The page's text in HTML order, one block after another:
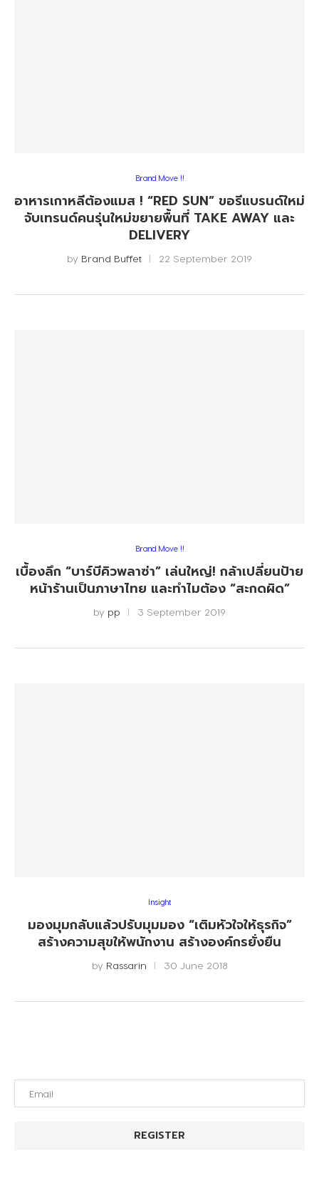
Brand Move !!
อาหารเกาหลีต้องแมส ! “RED SUN” ขอรีแบรนด์ใหม่
จับเทรนด์คนรุ่นใหม่ขยายพื้นที่ TAKE AWAY และ
DELIVERY
by Brand Buffet 22 September 2019
Brand Move !!
เบื้องลึก ​“บาร์บีคิวพลาซ่า” เล่นใหญ่! กล้าเปลี่ยนป้าย
หน้าร้านเป็นภาษาไทย และทำไมต้อง “สะกดผิด”
by pp 3 September 2019
Insight
มองมุมกลับแล้วปรับมุมมอง “เติมหัวใจให้ธุรกิจ”
สร้างความสุขให้พนักงาน สร้างองค์กรยั่งยืน
by Rassarin 30 June 2018